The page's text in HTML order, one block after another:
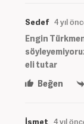
Sedef 4 yıl
Engin
eli tutar
Beğen
İsmet 4 yıl